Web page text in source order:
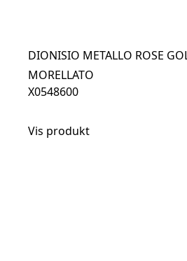
DIONISIO METALLO ROSE
MORELLATO
X0548600
Vis produkt